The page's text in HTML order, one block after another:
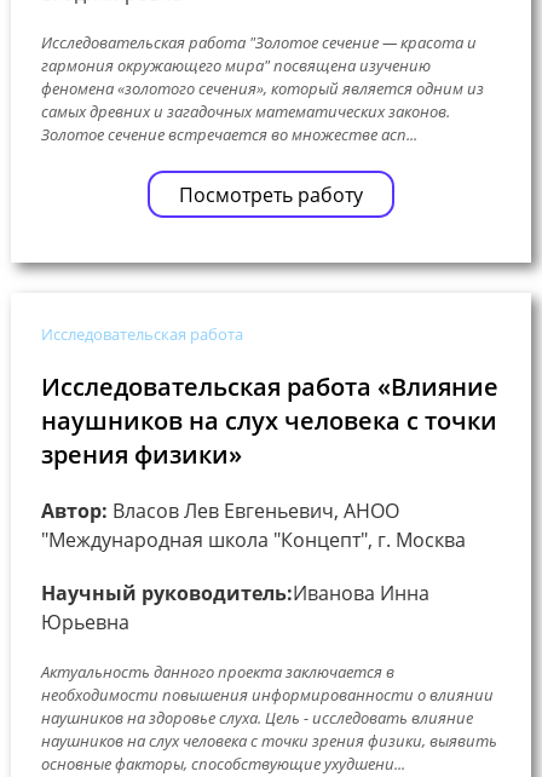
Исследовательская работа "Золотое сечение — красота и
гармония окружающего мира" посвящена изучению
феномена «золотого сечения», который является одним из
самых древних и загадочных математических законов.
Золотое сечение встречается во множестве асп...
Посмотреть работу
Исследовательская работа
Исследовательская работа «Влияние
наушников на слух человека с точки
зрения физики»
Автор: Власов Лев Евгеньевич, АНОО
"Международная школа "Концепт", г. Москва
Научный руководитель:Иванова Инна
Юрьевна
Актуальность данного проекта заключается в
необходимости повышения информированности о влиянии
наушников на здоровье слуха. Цель - исследовать влияние
наушников на слух человека с точки зрения физики, выявить
основные факторы, способствующие ухудшени...